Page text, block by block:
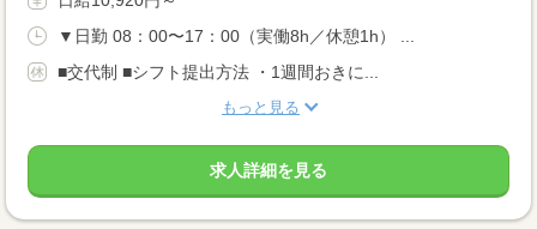
▼日勤 08：00〜17：00（実働8h／休憩1h） ...
■交代制 ■シフト提出方法 ・1週間おきに...
もっと見る
求人詳細を見る